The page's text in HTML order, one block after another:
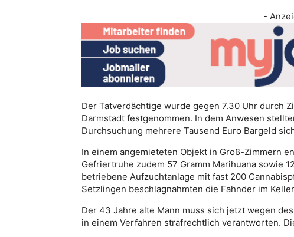
-
Der Tatverdächtige wurde gegen 7.30 Uhr durch
Darmstadt festgenommen. In dem Anwesen
Durchsuchung mehrere Tausend Euro Bargeld
In einem angemieteten Objekt in Groß-Zimmern
Gefriertruhe zudem 57 Gramm Marihuana sowie
betriebene Aufzuchtanlage mit fast 200
Setzlingen beschlagnahmten die Fahnder im
Der 43 Jahre alte Mann muss sich jetzt wegen
in einem Verfahren strafrechtlich verantworten.